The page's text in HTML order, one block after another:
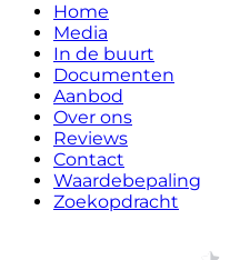
Home
Media
In de buurt
Documenten
Aanbod
Over ons
Reviews
Contact
Waardebepaling
Zoekopdracht